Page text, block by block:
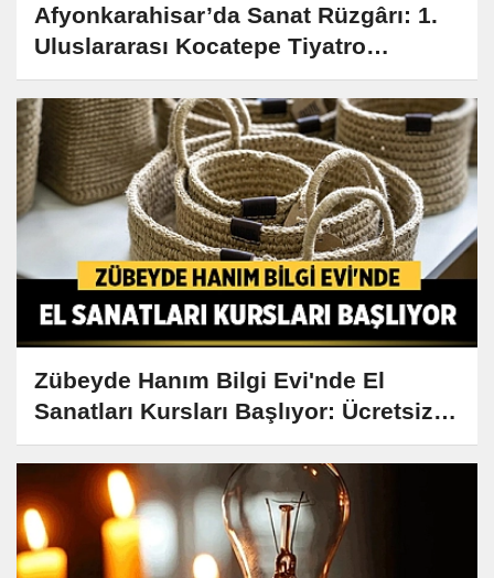
Afyonkarahisar’da Sanat Rüzgârı: 1.
Uluslararası Kocatepe Tiyatro
Festivali Başlıyor
Zübeyde Hanım Bilgi Evi'nde El
Sanatları Kursları Başlıyor: Ücretsiz
Eğitim Fırsatı!